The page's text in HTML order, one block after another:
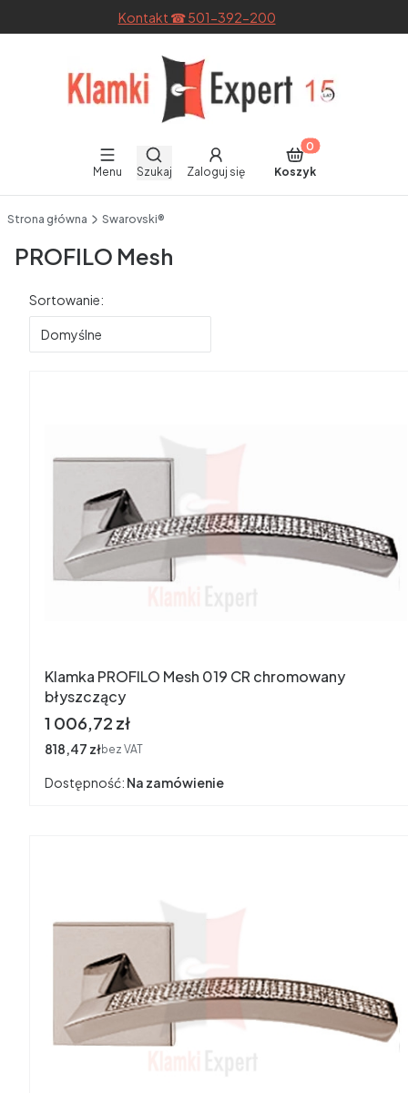
Kontakt ☎ 501-392-200
Menu
Otwórz wyszukiwarkę
Szukaj Zaloguj się
Produkty w
Koszyk
Strona główna Swarovski®
PROFILO Mesh
Lista produktów
Sortowanie:
Domyślne
Klamka PROFILO Mesh 019 CR chromowany
błyszczący
Cena
1 006,72 zł
Cena
818,47 złbez VAT
Dostępność: Na zamówienie